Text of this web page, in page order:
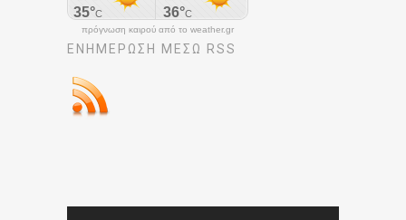
πρόγνωση καιρού από το weather.gr
ΕΝΗΜΈΡΩΣΉ ΜΕΣΩ RSS